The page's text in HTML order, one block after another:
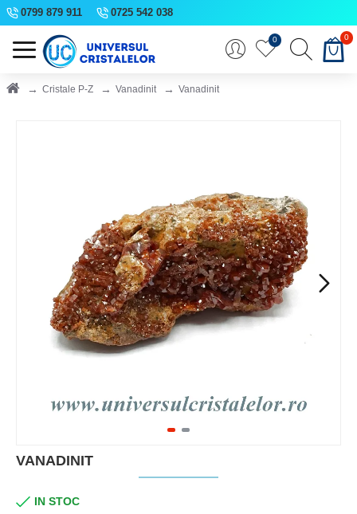
0799 879 911 0725 542 038
0 0
Cristale P-Z Vanadinit Vanadinit
VANADINIT
IN STOC